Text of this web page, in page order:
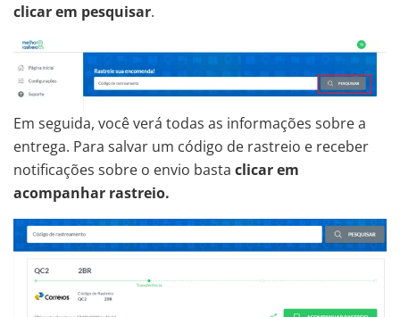
clicar em pesquisar.
Em seguida, você verá todas as informações sobre a
entrega. Para salvar um código de rastreio e receber
notificações sobre o envio basta clicar em
acompanhar rastreio.